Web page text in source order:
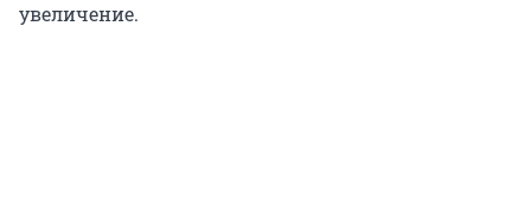
увеличение.